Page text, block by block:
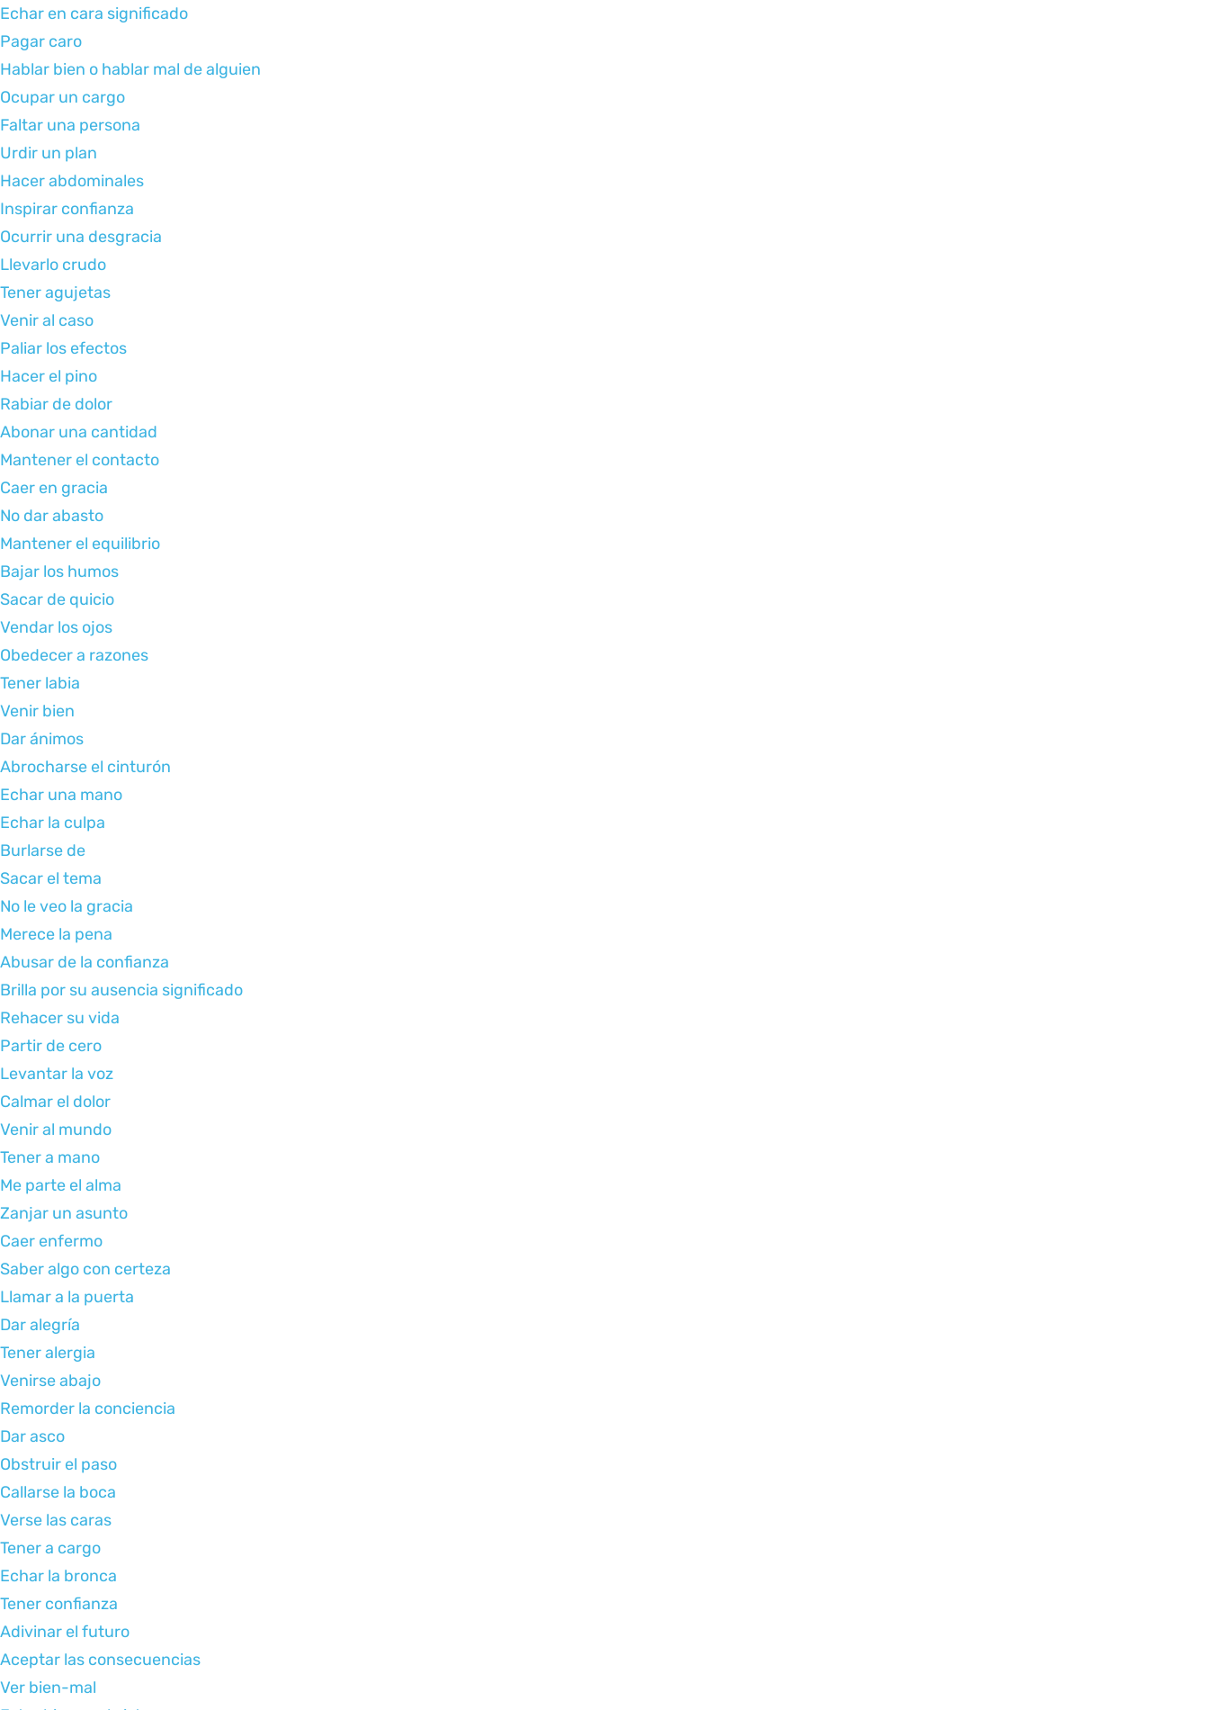
Echar en cara significado
Pagar caro
Hablar bien o hablar mal de alguien
Ocupar un cargo
Faltar una persona
Urdir un plan
Hacer abdominales
Inspirar confianza
Ocurrir una desgracia
Llevarlo crudo
Tener agujetas
Venir al caso
Paliar los efectos
Hacer el pino
Rabiar de dolor
Abonar una cantidad
Mantener el contacto
Caer en gracia
No dar abasto
Mantener el equilibrio
Bajar los humos
Sacar de quicio
Vendar los ojos
Obedecer a razones
Tener labia
Venir bien
Dar ánimos
Abrocharse el cinturón
Echar una mano
Echar la culpa
Burlarse de
Sacar el tema
No le veo la gracia
Merece la pena
Abusar de la confianza
Brilla por su ausencia significado
Rehacer su vida
Partir de cero
Levantar la voz
Calmar el dolor
Venir al mundo
Tener a mano
Me parte el alma
Zanjar un asunto
Caer enfermo
Saber algo con certeza
Llamar a la puerta
Dar alegría
Tener alergia
Venirse abajo
Remorder la conciencia
Dar asco
Obstruir el paso
Callarse la boca
Verse las caras
Tener a cargo
Echar la bronca
Tener confianza
Adivinar el futuro
Aceptar las consecuencias
Ver bien-mal